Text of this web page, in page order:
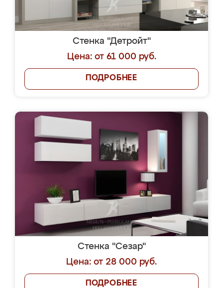
Стенка "Детройт"
Цена: от 61 000 руб.
ПОДРОБНЕЕ
Стенка "Сезар"
Цена: от 28 000 руб.
ПОДРОБНЕЕ